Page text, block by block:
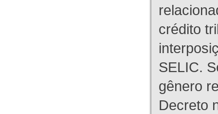
crédito
SELIC.
gênero
Decreto